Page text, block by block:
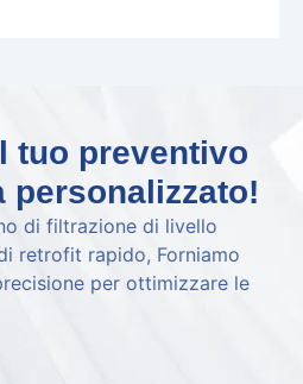
tuo preventivo
di filtrazione di livello
retrofit rapido, Forniamo
per ottimizzare le